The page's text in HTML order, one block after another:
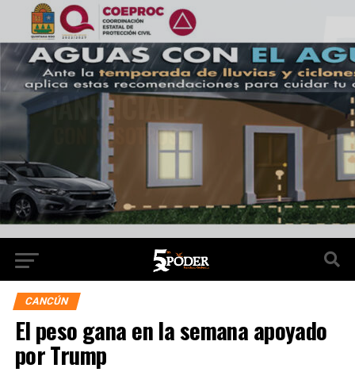
CANCÚN
El peso gana en la semana apoyado
por Trump